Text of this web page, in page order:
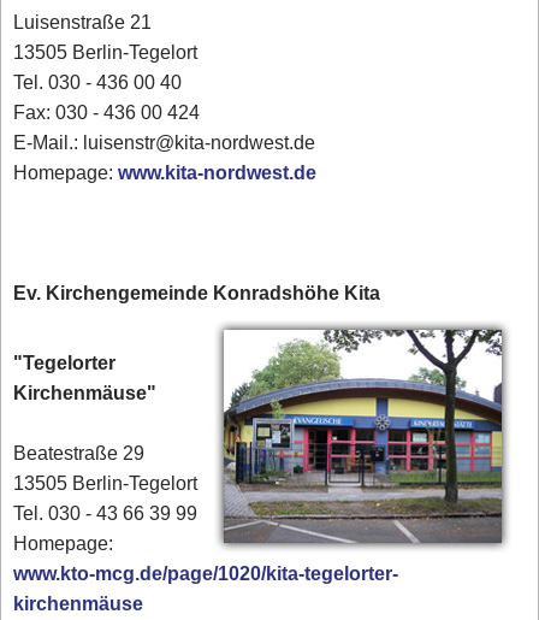
Luisenstraße 21
13505 Berlin-Tegelort
Tel. 030 - 436 00 40
Fax: 030 - 436 00 424
E-Mail.: luisenstr@kita-nordwest.de
Homepage:www.kita-nordwest.de
Ev. Kirchengemeinde Konradshöhe Kita
"Tegelorter
Kirchenmäuse"
Beatestraße 29
13505 Berlin-Tegelort
Tel. 030 - 43 66 39 99‎
Homepage:
www.kto-mcg.de/page/1020/kita-tegelorter-
kirchenmäuse